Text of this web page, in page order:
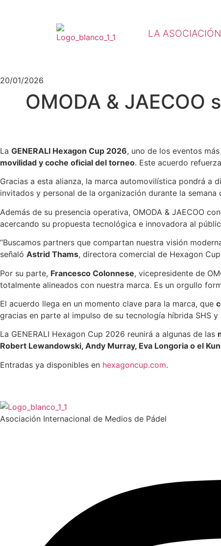
LA ASOCIACIÓN
20/01/2026
OMODA &
La GENERALI Hexagon Cup 2026, uno de los eventos
movilidad y coche oficial del torneo. Este acuerdo
Gracias a esta alianza, la marca automovilística pondrá a
invitados y personal de la organización durante la semana
Además de su presencia operativa, OMODA & JAECOO
acercando su propuesta tecnológica e innovadora al
“Buscamos partners que compartan nuestra visión
señaló Astrid Thams, directora comercial de Hexagon
Por su parte, Francesco Colonnese, vicepresidente de
totalmente alineados con nuestra marca. Es un orgullo
El acuerdo llega en un momento clave para la marca, que
gracias en parte al impulso de su tecnología híbrida SHS
La GENERALI Hexagon Cup 2026 reunirá a algunas de las
Robert Lewandowski, Andy Murray, Eva Longoria o el
Entradas ya disponibles en hexagoncup.com.
Asociación Internacional de Medios de Pádel